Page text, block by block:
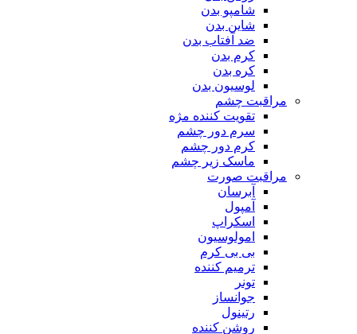
شامپو بدن
شاین بدن
ضد آفتاب بدن
کرم بدن
کره بدن
لوسیون بدن
مراقبت چشم
تقویت کننده مژه
سرم دور چشم
کرم دور چشم
ماسک زیر چشم
مراقبت صورت
آبرسان
آمپول
اسکراپ
امولوسیون
بی بی کرم
ترمیم کننده
تونر
جوانساز
رتینول
روشن کننده